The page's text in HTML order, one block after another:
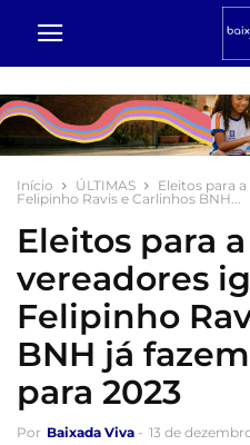
Início ÚLTIMAS
Eleitos para
Felipinho Ravis e Carlinhos BNH...
Eleitos para
vereadores
Felipinho
BNH já
para 2023
Por Baixada Viva - 13 de